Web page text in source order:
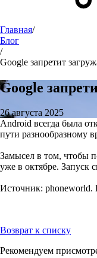
Главная/
Блог
/
Google запретит
Google
26 августа 2025
Android всегда была
пути разнообразному
Замысел в том, чтобы
уже в октябре. Запуск
Источник: phoneworld.
Возврат к списку
Рекомендуем